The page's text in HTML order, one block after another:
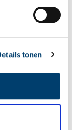
tonen
kennis
Oost- en
luxeproducten,